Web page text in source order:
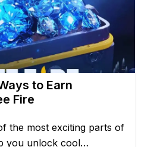
to Earn
Fire
the most exciting parts of
you unlock cool